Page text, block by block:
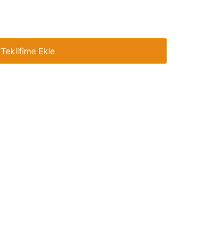
Teklifime Ekle